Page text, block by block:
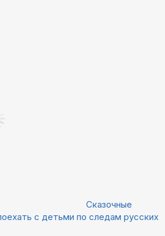
Сказочные
с детьми по следам русских